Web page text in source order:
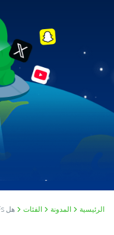
الرئيسية المدونة الفئات